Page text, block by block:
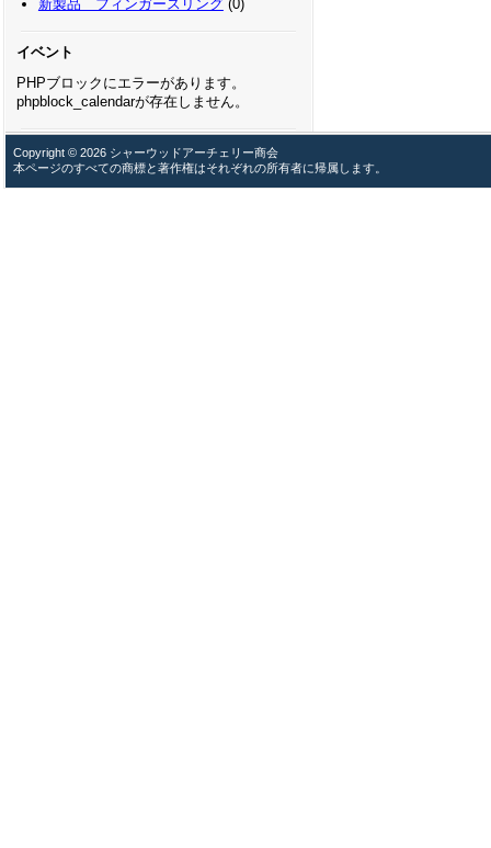
新製品 フィンガースリング (0)
イベント
PHPブロックにエラーがあります。
phpblock_calendarが存在しません。
Copyright © 2026 シャーウッドアーチェリー商会
本ページのすべての商標と著作権はそれぞれの所有者に帰属します。